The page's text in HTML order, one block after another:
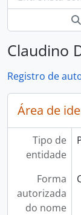
Claudino
Registro de
Área de
Tipo de
entidade
Forma
autorizada
do nome